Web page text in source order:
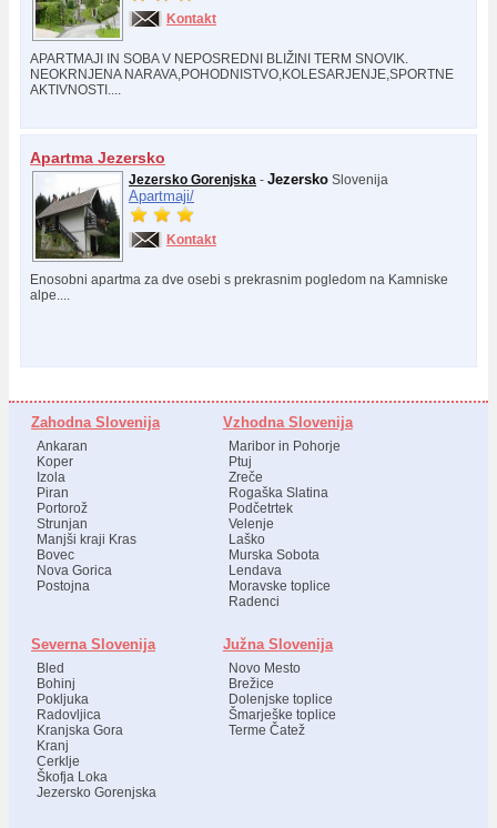
Kontakt
APARTMAJI IN SOBA V NEPOSREDNI BLIŽINI TERM SNOVIK.
NEOKRNJENA NARAVA,POHODNISTVO,KOLESARJENJE,SPORTNE
AKTIVNOSTI....
Apartma Jezersko
Jezersko Gorenjska - Jezersko Slovenija
Apartmaji/
Kontakt
Enosobni apartma za dve osebi s prekrasnim pogledom na Kamniske
alpe....
Zahodna Slovenija
Ankaran
Koper
Izola
Piran
Portorož
Strunjan
Manjši kraji Kras
Bovec
Nova Gorica
Postojna
Vzhodna Slovenija
Maribor in Pohorje
Ptuj
Zreče
Rogaška Slatina
Podčetrtek
Velenje
Laško
Murska Sobota
Lendava
Moravske toplice
Radenci
Severna Slovenija
Bled
Bohinj
Pokljuka
Radovljica
Kranjska Gora
Kranj
Cerklje
Škofja Loka
Jezersko Gorenjska
Južna Slovenija
Novo Mesto
Brežice
Dolenjske toplice
Šmarješke toplice
Terme Čatež